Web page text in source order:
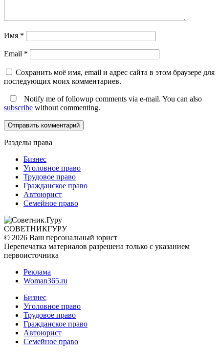
Имя *
Email *
Сохранить моё имя, email и адрес сайта в этом браузере для
последующих моих комментариев.
Notify me of followup comments via e-mail. You can also
subscribe without commenting.
Разделы права
Бизнес
Уголовное право
Трудовое право
Гражданское право
Автоюрист
Семейное право
СОВЕТНИКГУРУ
© 2026 Ваш персональный юрист
Перепечатка материалов разрешена только с указанием
первоисточника
Реклама
Woman365.ru
Бизнес
Уголовное право
Трудовое право
Гражданское право
Автоюрист
Семейное право